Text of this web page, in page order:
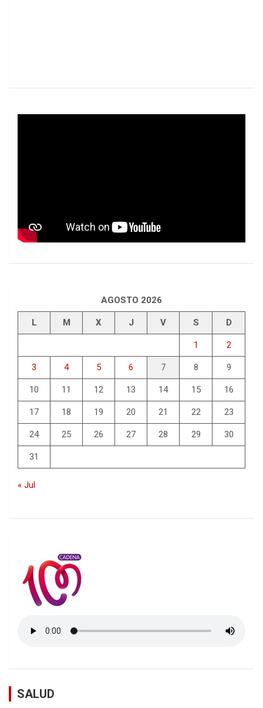
AGOSTO 2026
L M X J V S D
1 2
3 4 5 6 7 8 9
10 11 12 13 14 15 16
17 18 19 20 21 22 23
24 25 26 27 28 29 30
31
« Jul
SALUD